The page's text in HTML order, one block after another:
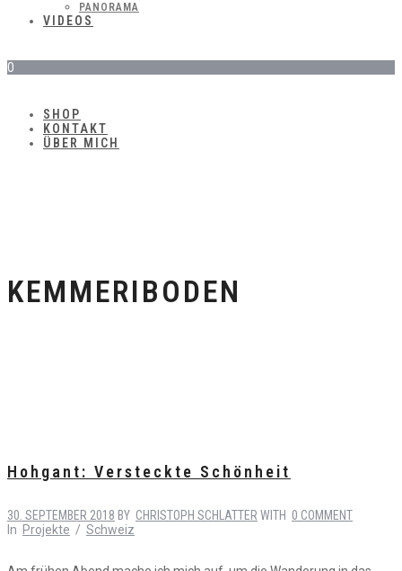
PANORAMA
VIDEOS
0
SHOP
KONTAKT
ÜBER MICH
KEMMERIBODEN
Hohgant: Versteckte Schönheit
30. SEPTEMBER 2018 BY CHRISTOPH SCHLATTER WITH 0 COMMENT
In Projekte / Schweiz